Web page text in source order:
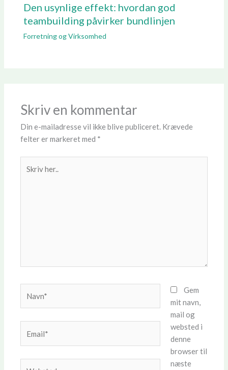
Den usynlige effekt: hvordan god
teambuilding påvirker bundlinjen
Forretning og Virksomhed
Skriv en kommentar
Din e-mailadresse vil ikke blive publiceret. Krævede
felter er markeret med *
her..
Gem
mit navn,
mail og
websted i
denne
browser til
næste